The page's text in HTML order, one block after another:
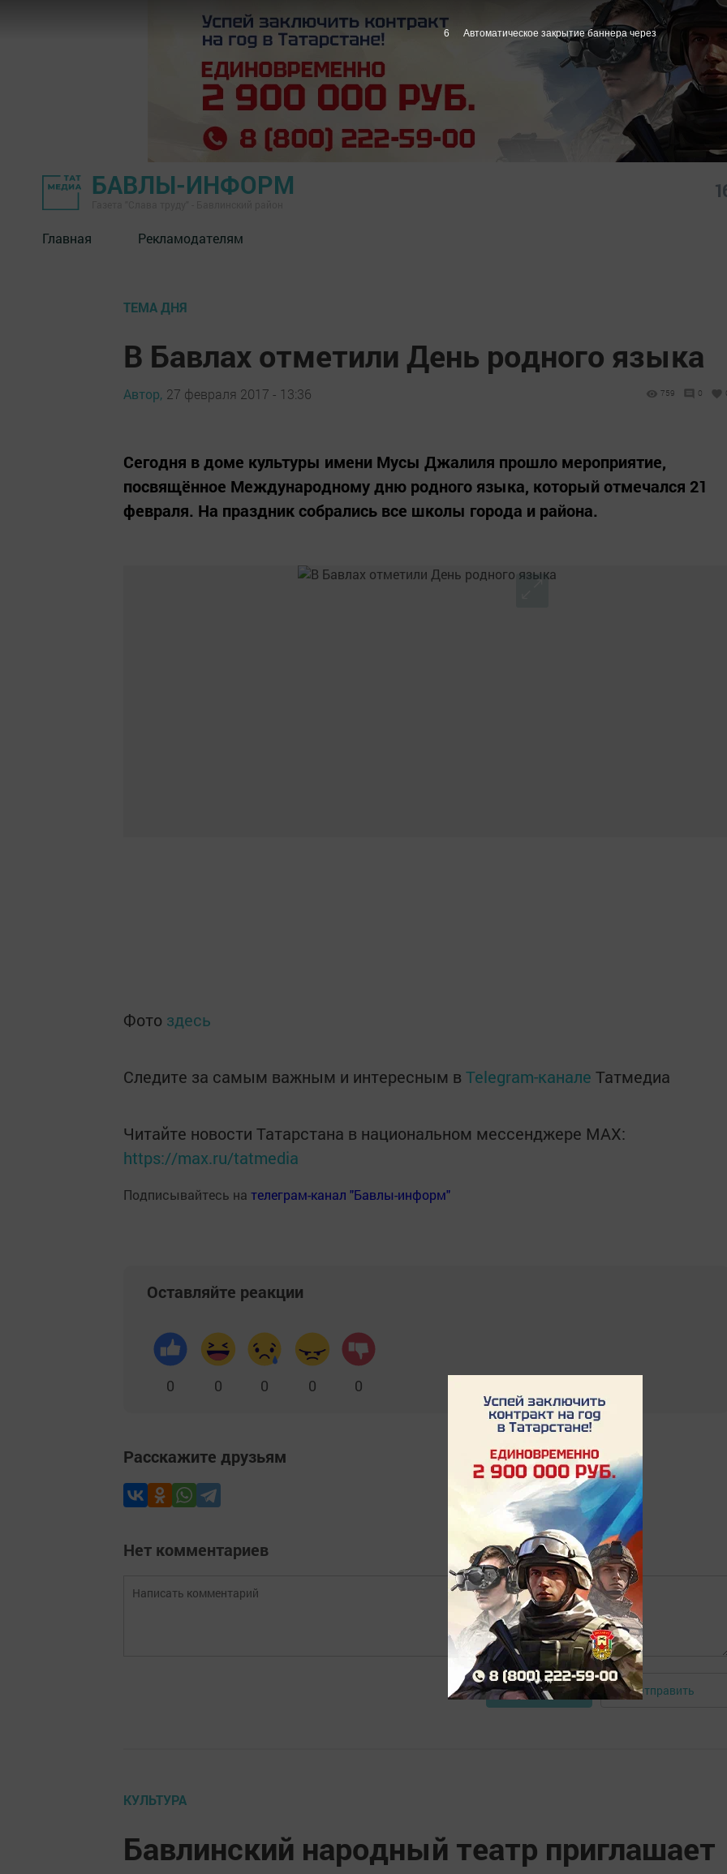
БАВЛЫ-ИНФОРМ
Главная Рекламодателям
ТЕМА ДНЯ
В Бавлах отметили День родного языка
Автор, 27 февраля 2017 - 13:36 759 0
Сегодня в доме культуры имени Мусы Джалиля прошло мероприятие,
посвящённое Международному дню родного языка, который отмечался 21
февраля. На праздник собрались все школы города и района.
Фото здесь
Следите за самым важным и интересным в Telegram-канале Татмедиа
Читайте новости Татарстана в национальном мессенджере MАХ:
https://max.ru/tatmedia
Подписывайтесь на телеграм-канал "Бавлы-информ"
Оставляйте реакции
0 0 0 0 0
Расскажите друзьям
Нет комментариев
Авторизоваться Отправить
КУЛЬТУРА
Бавлинский народный театр приглашает
5 Автоматическое закрытие баннера через